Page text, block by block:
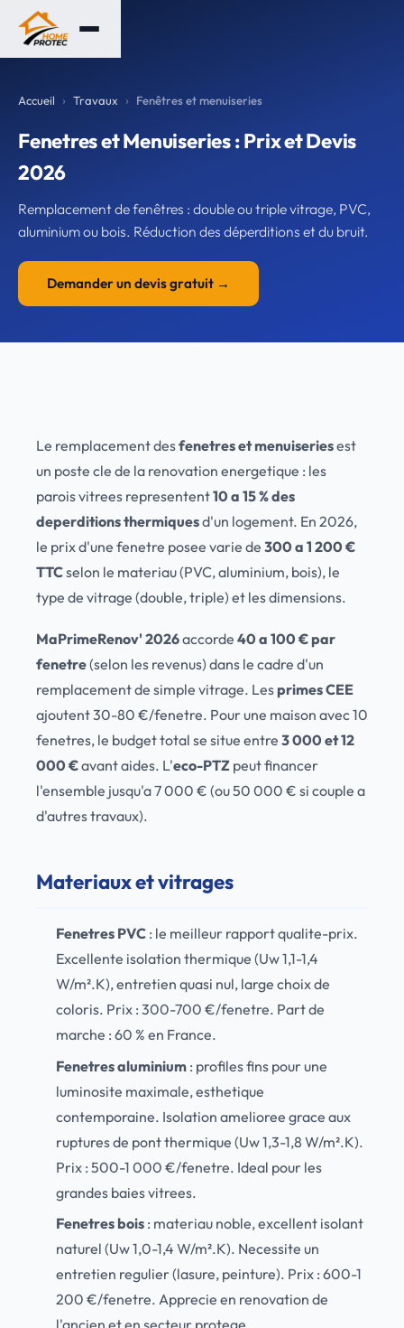
Accueil Travaux Fenêtres et menuiseries
Fenetres et Menuiseries : Prix et Devis
2026
Remplacement de fenêtres : double ou triple vitrage, PVC,
aluminium ou bois. Réduction des déperditions et du bruit.
Demander un devis gratuit →
Le remplacement desfenetres et menuiseriesest
un poste cle de la renovation energetique : les
parois vitrees representent10 a 15 % des
deperditions thermiquesd'un logement. En 2026,
le prix d'une fenetre posee varie de 300 a 1 200 €
TTCselon le materiau (PVC, aluminium, bois), le
type de vitrage (double, triple) et les dimensions.
MaPrimeRenov' 2026accorde 40 a 100 € par
fenetre(selon les revenus) dans le cadre d'un
remplacement de simple vitrage. Lesprimes CEE
ajoutent 30-80 €/fenetre. Pour une maison avec 10
fenetres, le budget total se situe entre 3 000 et 12
000 €avant aides. L'eco-PTZ peut financer
l'ensemble jusqu'a 7 000 € (ou 50 000 € si couple a
d'autres travaux).
Materiaux et vitrages
Fenetres PVC : le meilleur rapport qualite-prix.
Excellente isolation thermique (Uw 1,1-1,4
W/m².K), entretien quasi nul, large choix de
coloris. Prix : 300-700 €/fenetre. Part de
marche : 60 % en France.
Fenetres aluminium : profiles fins pour une
luminosite maximale, esthetique
contemporaine. Isolation amelioree grace aux
ruptures de pont thermique (Uw 1,3-1,8 W/m².K).
Prix : 500-1 000 €/fenetre. Ideal pour les
grandes baies vitrees.
Fenetres bois : materiau noble, excellent isolant
naturel (Uw 1,0-1,4 W/m².K). Necessite un
entretien regulier (lasure, peinture). Prix : 600-1
200 €/fenetre. Apprecie en renovation de